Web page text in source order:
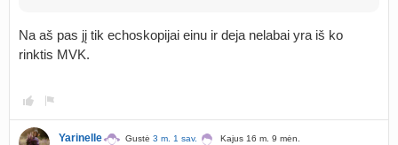
Na aš pas jį tik echoskopijai einu ir deja nelabai yra iš ko
rinktis MVK.
Yarinelle Gustė 3 m. 1 sav. Kajus 16 m. 9 mėn.